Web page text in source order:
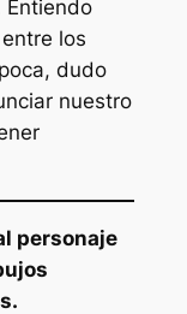
Entiendo
los
dudo
nuestro
personaje